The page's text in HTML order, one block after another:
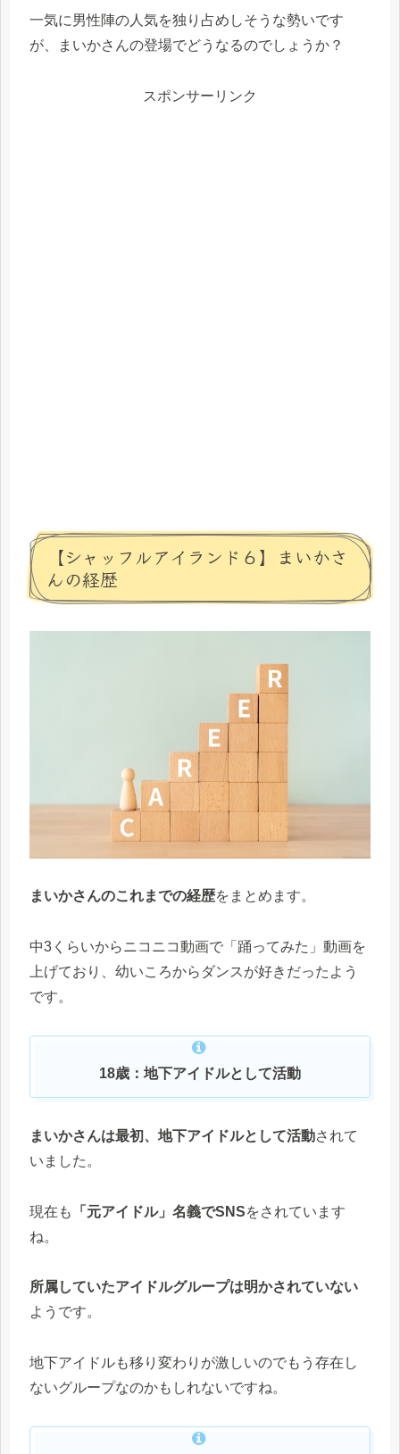
一気に男性陣の人気を独り占めしそうな勢いです
が、まいかさんの登場でどうなるのでしょうか？
スポンサーリンク
【シャッフルアイランド６】まいかさ
んの経歴
まいかさんのこれまでの経歴をまとめます。
中3くらいからニコニコ動画で「踊ってみた」動画を
上げており、幼いころからダンスが好きだったよう
です。
18歳：地下アイドルとして活動
まいかさんは最初、地下アイドルとして活動されて
いました。
現在も 「元アイドル」名義でSNSをされています
ね。
所属していたアイドルグループは明かされていない
ようです。
地下アイドルも移り変わりが激しいのでもう存在し
ないグループなのかもしれないですね。